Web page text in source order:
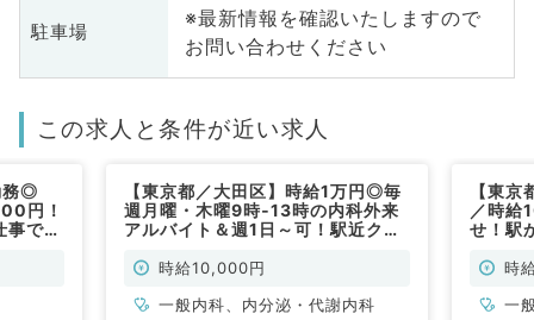
駐車場
※最新情報を確認いたしますので
お問い合わせください
この求人と条件が近い求人
務◎
円！
事で
【東京都／大田区】時給1万円◎毎
週月曜・木曜9時‐13時の内科外来
アルバイト＆週1日～可！駅近クリ
非常勤）
時給10,000円
一般内科、内分泌・代謝内科
【東
／時
せ！駅
時
一